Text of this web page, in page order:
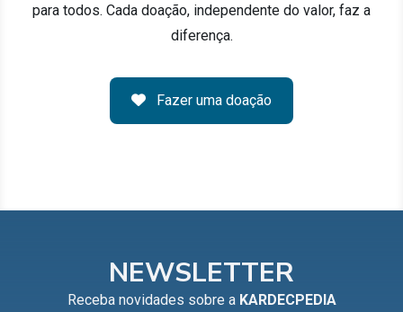
para todos. Cada doação, independente do valor, faz a
diferença.
Fazer uma doação
NEWSLETTER
Receba novidades sobre a KARDECPEDIA